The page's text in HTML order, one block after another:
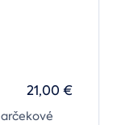
21,00 €